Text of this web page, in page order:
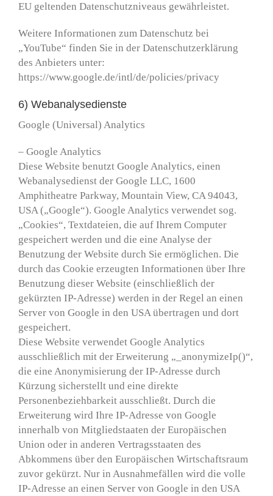
EU geltenden Datenschutzniveaus gewährleistet.
Weitere Informationen zum Datenschutz bei
„YouTube“ finden Sie in der Datenschutzerklärung
des Anbieters unter:
https://www.google.de/intl/de/policies/privacy
6) Webanalysedienste
Google (Universal) Analytics
– Google Analytics
Diese Website benutzt Google Analytics, einen
Webanalysedienst der Google LLC, 1600
Amphitheatre Parkway, Mountain View, CA 94043,
USA („Google“). Google Analytics verwendet sog.
„Cookies“, Textdateien, die auf Ihrem Computer
gespeichert werden und die eine Analyse der
Benutzung der Website durch Sie ermöglichen. Die
durch das Cookie erzeugten Informationen über Ihre
Benutzung dieser Website (einschließlich der
gekürzten IP-Adresse) werden in der Regel an einen
Server von Google in den USA übertragen und dort
gespeichert.
Diese Website verwendet Google Analytics
ausschließlich mit der Erweiterung „_anonymizeIp()“,
die eine Anonymisierung der IP-Adresse durch
Kürzung sicherstellt und eine direkte
Personenbeziehbarkeit ausschließt. Durch die
Erweiterung wird Ihre IP-Adresse von Google
innerhalb von Mitgliedstaaten der Europäischen
Union oder in anderen Vertragsstaaten des
Abkommens über den Europäischen Wirtschaftsraum
zuvor gekürzt. Nur in Ausnahmefällen wird die volle
IP-Adresse an einen Server von Google in den USA